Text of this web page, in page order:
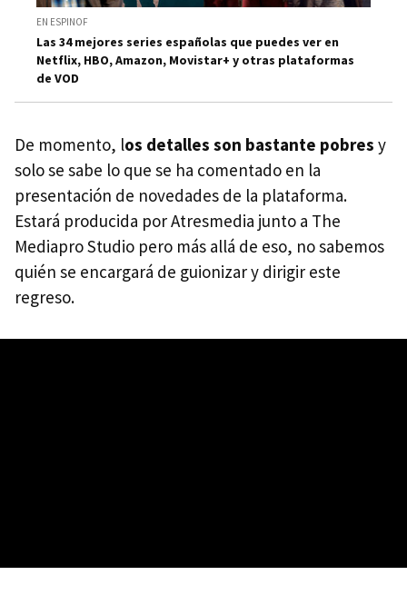
EN ESPINOF
Las 34 mejores series españolas que puedes ver en
Netflix, HBO, Amazon, Movistar+ y otras plataformas
de VOD
De momento, los detalles son bastante pobres y
solo se sabe lo que se ha comentado en la
presentación de novedades de la plataforma.
Estará producida por Atresmedia junto a The
Mediapro Studio pero más allá de eso, no sabemos
quién se encargará de guionizar y dirigir este
regreso.